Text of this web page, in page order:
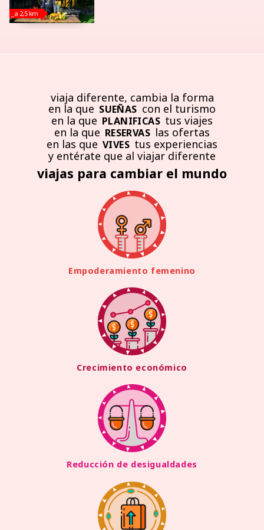
_a 2,5 km
viaja diferente, cambia la forma
en la que SUEÑAS con el turismo
en la que PLANIFICAS tus viajes
en la que RESERVAS las ofertas
en las que VIVES tus experiencias
y entérate que al viajar diferente
viajas para cambiar el mundo
Empoderamiento femenino
Crecimiento económico
Reducción de desigualdades